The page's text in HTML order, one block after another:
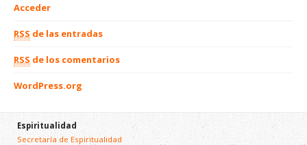
Acceder
RSS de las entradas
RSS de los comentarios
WordPress.org
Espiritualidad
Secretaría de Espiritualidad